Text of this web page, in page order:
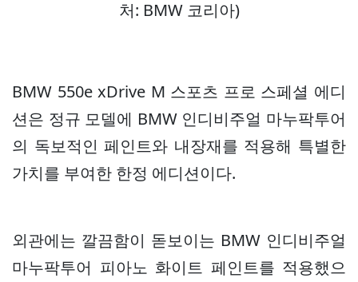
처: BMW 코리아)
BMW 550e xDrive M 스포츠 프로 스페셜 에디
션은 정규 모델에 BMW 인디비주얼 마누팍투어
의 독보적인 페인트와 내장재를 적용해 특별한
가치를 부여한 한정 에디션이다.
외관에는 깔끔함이 돋보이는 BMW 인디비주얼
마누팍투어 피아노 화이트 페인트를 적용했으